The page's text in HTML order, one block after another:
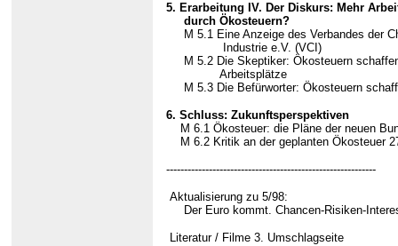
5. Erarbeitung IV. Der Diskurs: Mehr
durch Ökosteuern?
M 5.1 Eine Anzeige des Verbandes der
Industrie e.V. (VCI)
M 5.2 Die Skeptiker: Ökosteuern
Arbeitsplätze
M 5.3 Die Befürworter: Ökosteuern
6. Schluss: Zukunftsperspektiven
M 6.1 Ökosteuer: die Pläne der neuen
M 6.2 Kritik an der geplanten Ökosteuer
-----------------------------------------------------------
Aktualisierung zu 5/98:
Der Euro kommt. Chancen-Risiken-
Literatur / Filme 3. Umschlagseite